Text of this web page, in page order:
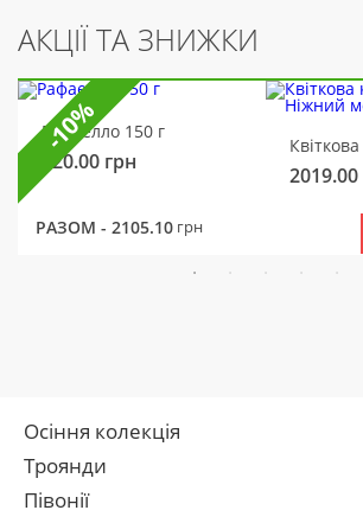
АКЦІЇ ТА ЗНИЖКИ
Рафаелло 150 г
320.00 грн
2019.00
РАЗОМ - 2105.10 грн
-10%
Осіння колекція
Троянди
Півонії